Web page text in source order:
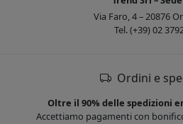
Via Faro, 4 – 20876
Tel. (+39) 02
Ordini e
Oltre il 90% delle spedizioni
Accettiamo pagamenti con